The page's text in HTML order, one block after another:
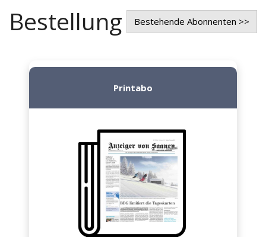
Bestellung Bestehende Abonnenten >>
Printabo